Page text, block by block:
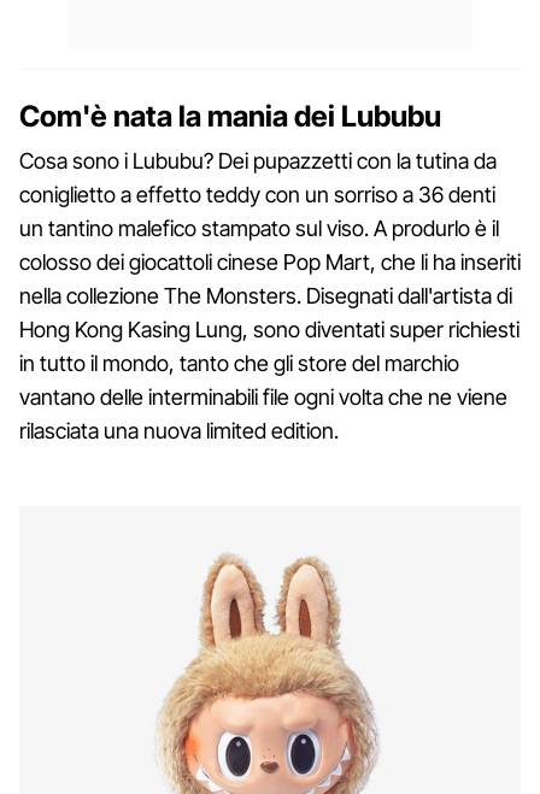
Com'è nata la mania dei Lububu
Cosa sono i Lububu? Dei pupazzetti con la tutina da
coniglietto a effetto teddy con un sorriso a 36 denti
un tantino malefico stampato sul viso. A produrlo è il
colosso dei giocattoli cinese Pop Mart, che li ha inseriti
nella collezione The Monsters. Disegnati dall'artista di
Hong Kong Kasing Lung, sono diventati super richiesti
in tutto il mondo, tanto che gli store del marchio
vantano delle interminabili file ogni volta che ne viene
rilasciata una nuova limited edition.